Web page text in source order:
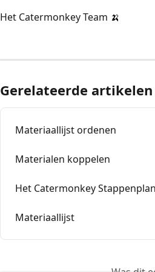
Het Catermonkey Team 🍌
Gerelateerde artikelen
Materiaallijst ordenen
Materialen koppelen
Het Catermonkey Stappenplan
Materiaallijst